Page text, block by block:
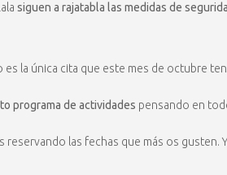
siguen a rajatabla las medidas de
la única cita que este mes de octubre
programa de actividades pensando en
reservando las fechas que más os gusten.